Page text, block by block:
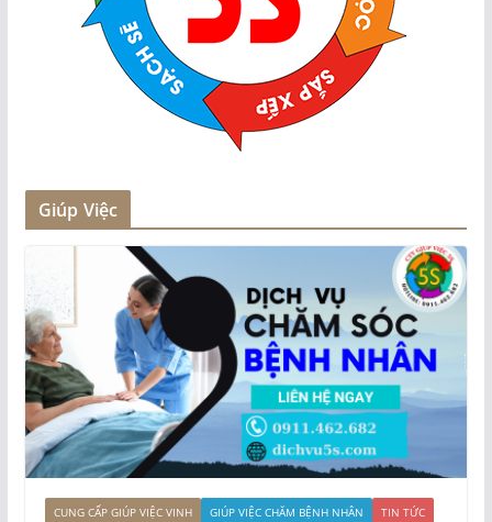
Giúp Việc
CUNG CẤP GIÚP VIỆC VINH GIÚP VIỆC CHĂM BỆNH NHÂN TIN TỨC